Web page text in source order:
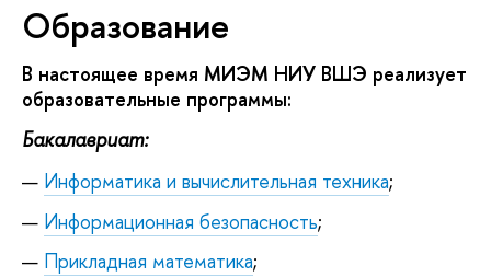
Образование
В настоящее время МИЭМ НИУ ВШЭ реализует
образовательные программы:
Бакалавриат:
Информатика и вычислительная техника;
Информационная безопасность;
Прикладная математика;